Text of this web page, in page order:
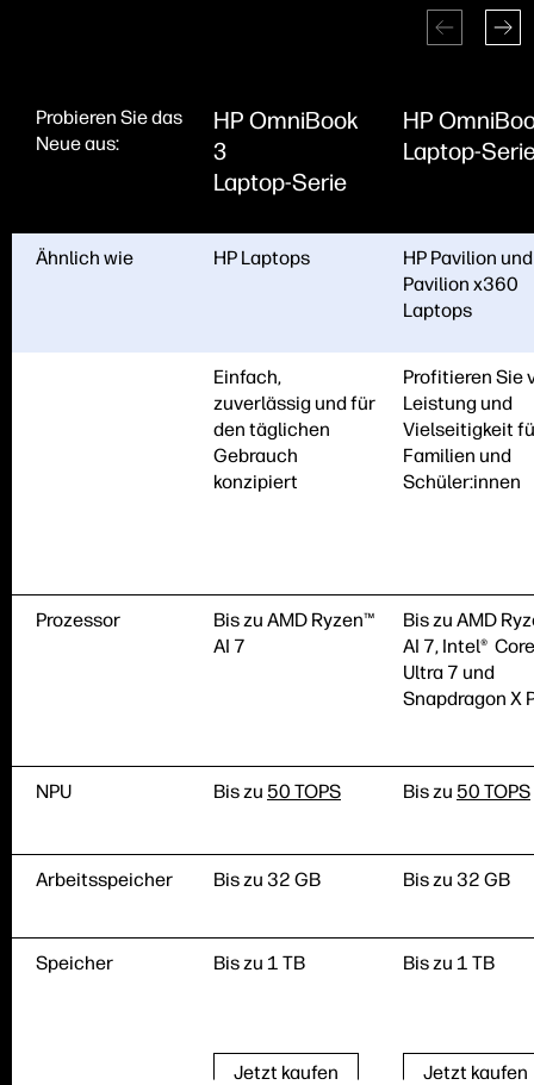
Probieren Sie das
Neue aus:
Ähnlich wie
Prozessor
NPU
Arbeitsspeicher
Speicher
HP OmniBook
3
Laptop-Serie
HP Laptops
Einfach,
zuverlässig und für
den täglichen
Gebrauch
konzipiert
Bis zu AMD Ryzen™
AI 7
Bis zu 50 TOPS
Bis zu 32 GB
Bis zu 1 TB
Jetzt kaufen
HP
Laptop-
HP Pavilion und
Pavilion x360
Laptops
Profitieren Sie
Leistung und
Vielseitigkeit
Familien und
Schüler:innen
Bis zu AMD
AI 7, Intel®
Ultra 7 und
Snapdragon X
Bis zu 50 TOPS
Bis zu 32 GB
Bis zu 1 TB
Jetzt kaufen